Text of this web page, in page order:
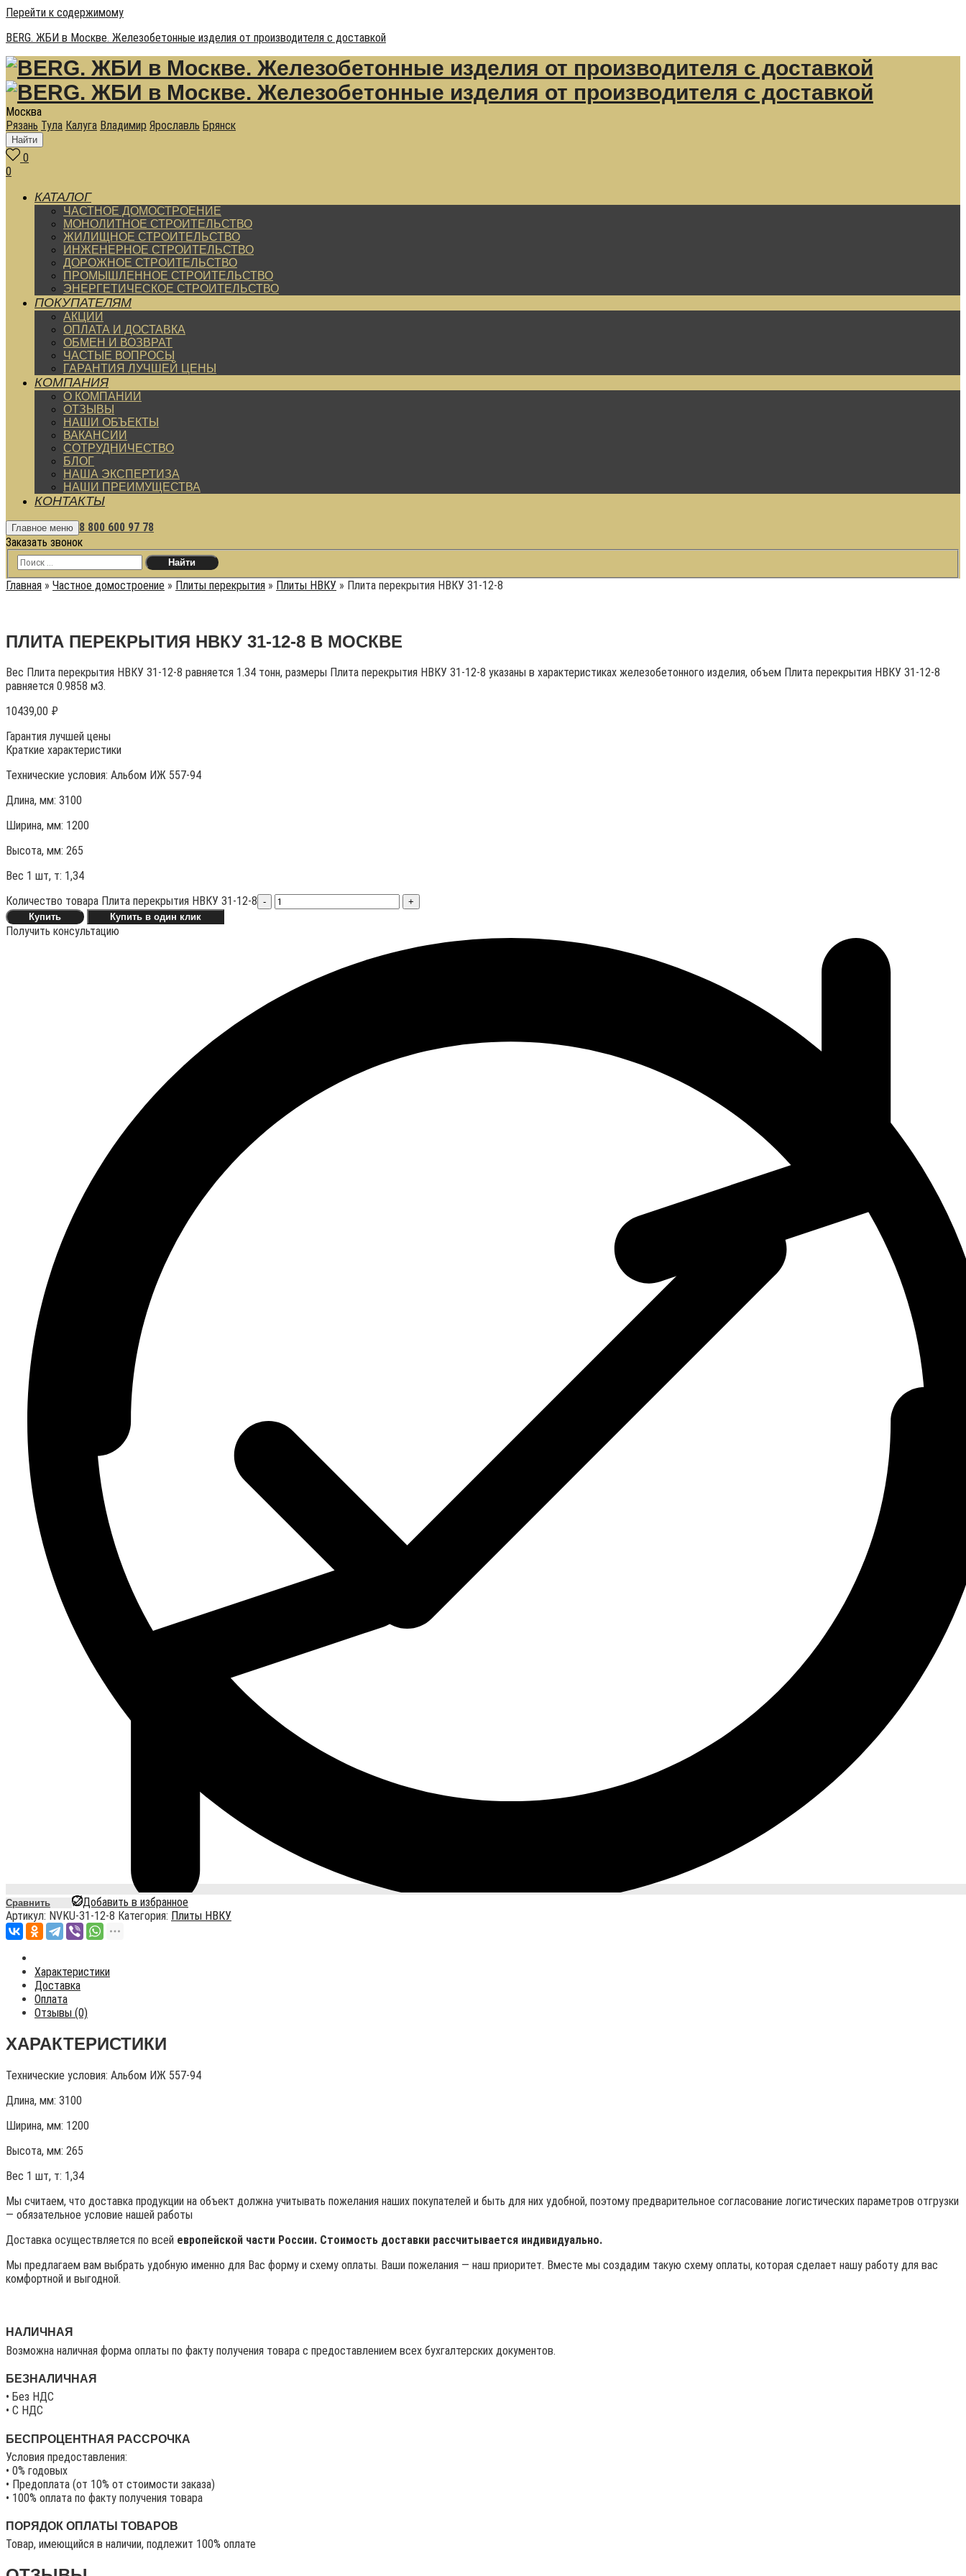
Перейти к содержимому
BERG. ЖБИ в Москве. Железобетонные изделия от производителя с доставкой
Москва
Рязань Тула Калуга Владимир Ярославль Брянск
Найти
0
0
КАТАЛОГ
ЧАСТНОЕ ДОМОСТРОЕНИЕ
МОНОЛИТНОЕ СТРОИТЕЛЬСТВО
ЖИЛИЩНОЕ СТРОИТЕЛЬСТВО
ИНЖЕНЕРНОЕ СТРОИТЕЛЬСТВО
ДОРОЖНОЕ СТРОИТЕЛЬСТВО
ПРОМЫШЛЕННОЕ СТРОИТЕЛЬСТВО
ЭНЕРГЕТИЧЕСКОЕ СТРОИТЕЛЬСТВО
ПОКУПАТЕЛЯМ
АКЦИИ
ОПЛАТА И ДОСТАВКА
ОБМЕН И ВОЗВРАТ
ЧАСТЫЕ ВОПРОСЫ
ГАРАНТИЯ ЛУЧШЕЙ ЦЕНЫ
КОМПАНИЯ
О КОМПАНИИ
ОТЗЫВЫ
НАШИ ОБЪЕКТЫ
ВАКАНСИИ
СОТРУДНИЧЕСТВО
БЛОГ
НАША ЭКСПЕРТИЗА
НАШИ ПРЕИМУЩЕСТВА
КОНТАКТЫ
Главное меню 8 800 600 97 78
Заказать звонок
Главная » Частное домостроение » Плиты перекрытия » Плиты НВКУ » Плита перекрытия НВКУ 31-12-8
ПЛИТА ПЕРЕКРЫТИЯ НВКУ 31-12-8 В МОСКВЕ
Вес Плита перекрытия НВКУ 31-12-8 равняется 1.34 тонн, размеры Плита перекрытия НВКУ 31-12-8 указаны в характеристиках железобетонного изделия, объем Плита перекрытия НВКУ 31-12-8
равняется 0.9858 м3.
10439,00 ₽
Гарантия лучшей цены
Краткие характеристики
Технические условия: Альбом ИЖ 557-94
Длина, мм: 3100
Ширина, мм: 1200
Высота, мм: 265
Вес 1 шт, т: 1,34
Количество товара Плита перекрытия НВКУ 31-12-8 -
+
Купить
Купить в один клик
Получить консультацию
Сравнить
Добавить в избранное
Артикул: NVKU-31-12-8 Категория: Плиты НВКУ
Характеристики
Доставка
Оплата
Отзывы (0)
ХАРАКТЕРИСТИКИ
Технические условия: Альбом ИЖ 557-94
Длина, мм: 3100
Ширина, мм: 1200
Высота, мм: 265
Вес 1 шт, т: 1,34
Мы считаем, что доставка продукции на объект должна учитывать пожелания наших покупателей и быть для них удобной, поэтому предварительное согласование логистических параметров отгрузки
— обязательное условие нашей работы
Доставка осуществляется по всей европейской части России. Стоимость доставки рассчитывается индивидуально.
Мы предлагаем вам выбрать удобную именно для Вас форму и схему оплаты. Ваши пожелания — наш приоритет. Вместе мы создадим такую схему оплаты, которая сделает нашу работу для вас
комфортной и выгодной.
НАЛИЧНАЯ
Возможна наличная форма оплаты по факту получения товара с предоставлением всех бухгалтерских документов.
БЕЗНАЛИЧНАЯ
• Без НДС
• C НДС
БЕСПРОЦЕНТНАЯ РАССРОЧКА
Условия предоставления:
• 0% годовых
• Предоплата (от 10% от стоимости заказа)
• 100% оплата по факту получения товара
ПОРЯДОК ОПЛАТЫ ТОВАРОВ
Товар, имеющийся в наличии, подлежит 100% оплате